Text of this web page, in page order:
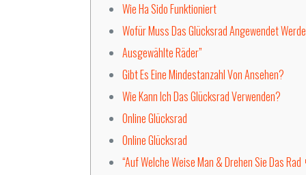
Wie Ha Sido Funktioniert
Wofür Muss Das Glücksrad Angewendet
Ausgewählte Räder”
Gibt Es Eine Mindestanzahl Von Ansehen?
Wie Kann Ich Das Glücksrad Verwenden?
Online Glücksrad
Online Glücksrad
“Auf Welche Weise Man & Drehen Sie Das